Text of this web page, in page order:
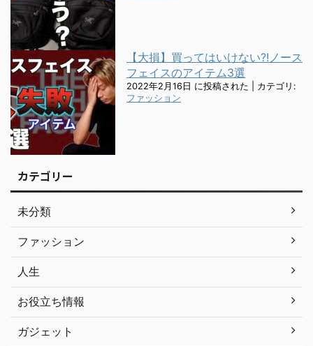
【大損】買ってはいけない?!ノース
フェイスのアイテム3選
2022年2月16日 に投稿された
カテゴリ:
ファッション
カテゴリー
未分類
ファッション
人生
お役立ち情報
ガジェット